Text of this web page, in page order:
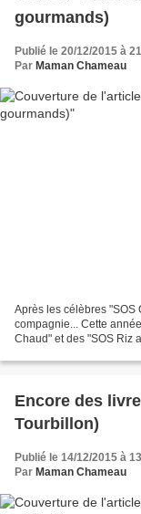
gourmands)
Publié le 20/12/2015 à
Par Maman Chameau
Après les célèbres "SOS
compagnie... Cette
Chaud" et des "SOS Riz
Encore des
Tourbillon)
Publié le 14/12/2015 à
Par Maman Chameau